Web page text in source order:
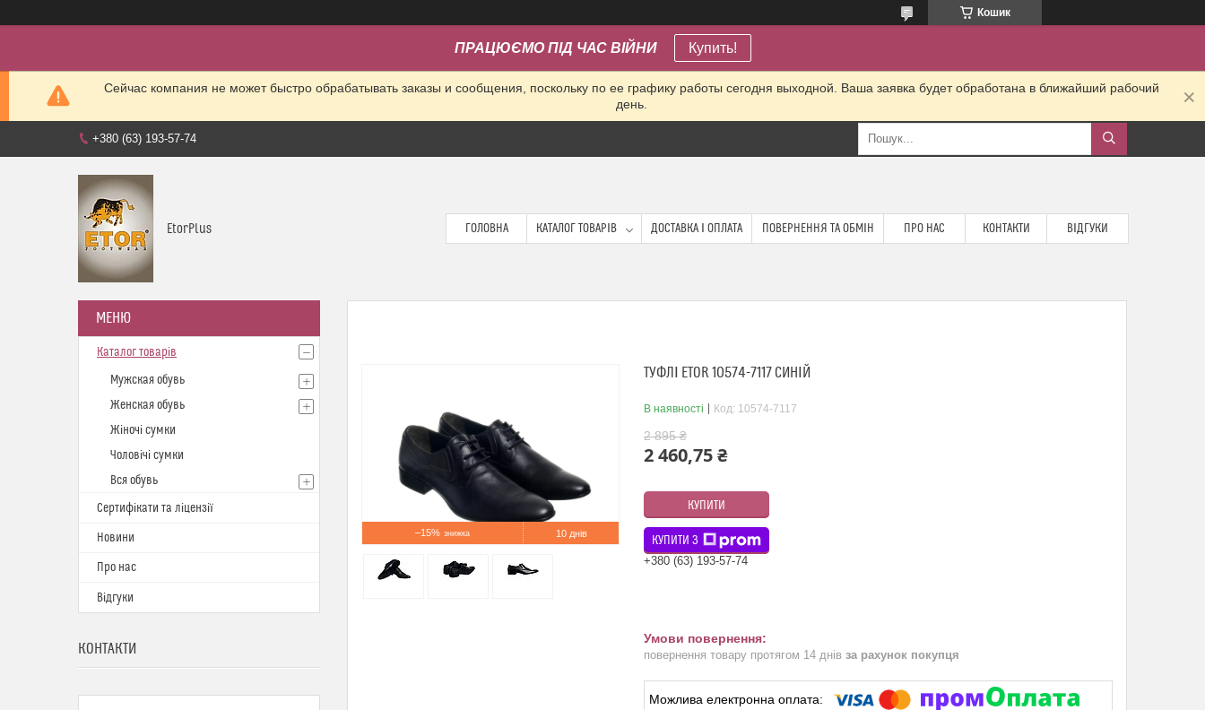
Кошик
ПРАЦЮЄМО ПІД ЧАС ВІЙНИ Купить!
Сейчас компания не может быстро обрабатывать заказы и сообщения, поскольку по ее графику работы сегодня выходной. Ваша заявка будет обработана в ближайший рабочий
день.
+380 (63) 193-57-74
EtorPlus ГОЛОВНА КАТАЛОГ ТОВАРІВ ДОСТАВКА І ОПЛАТА ПОВЕРНЕННЯ ТА ОБМІН ПРО НАС КОНТАКТИ ВІДГУКИ
–15% 10 днів
ТУФЛІ ETOR 10574-7117 СИНІЙ
В наявності Код: 10574-7117
2 895 ₴
2 460,75 ₴
КУПИТИ
КУПИТИ З
+380 (63) 193-57-74
повернення товару протягом 14 днів за рахунок покупця
Каталог товарів
Мужская обувь
Женская обувь
Жіночі сумки
Чоловічі сумки
Вся обувь
Сертифікати та ліцензії
Новини
Про нас
Відгуки
КОНТАКТИ